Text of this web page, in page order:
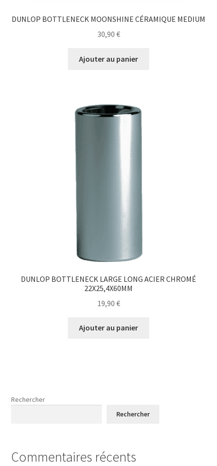
DUNLOP BOTTLENECK MOONSHINE CÉRAMIQUE MEDIUM
30,90 €
Ajouter au panier
DUNLOP BOTTLENECK LARGE LONG ACIER CHROMÉ
22X25,4X60MM
19,90 €
Ajouter au panier
Rechercher
Rechercher
Commentaires récents